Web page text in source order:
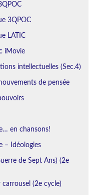
3QPOC
LATIC
iMovie
intellectuelles (Sec.4)
de pensée
en chansons!
– Idéologies
de Sept Ans) (2e
(2e cycle)